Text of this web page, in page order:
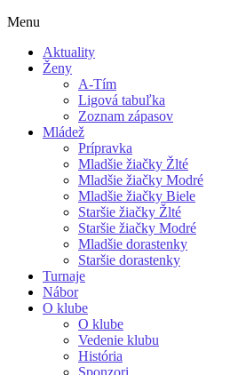
Menu
Aktuality
Ženy
A-Tím
Ligová tabuľka
Zoznam zápasov
Mládež
Prípravka
Mladšie žiačky Žlté
Mladšie žiačky Modré
Mladšie žiačky Biele
Staršie žiačky Žlté
Staršie žiačky Modré
Mladšie dorastenky
Staršie dorastenky
Turnaje
Nábor
O klube
O klube
Vedenie klubu
História
Sponzori